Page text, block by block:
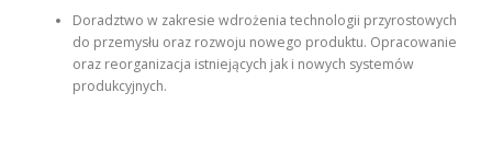
Doradztwo w zakresie wdrożenia technologii przyrostowych
do przemysłu oraz rozwoju nowego produktu. Opracowanie
oraz reorganizacja istniejących jak i nowych systemów
produkcyjnych.